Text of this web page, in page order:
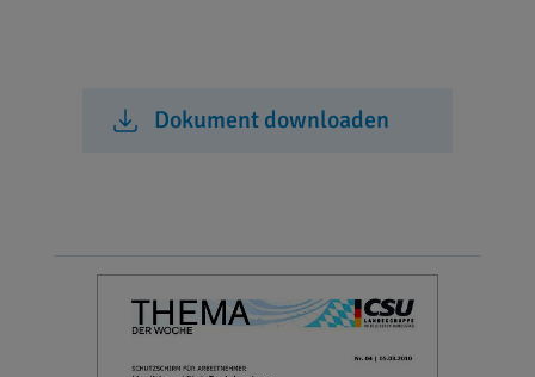
Dokument downloaden